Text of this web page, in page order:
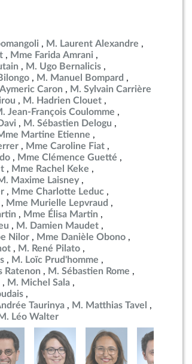
M. Laurent Alexandre
Mme Farida Amrani
M. Ugo Bernalicis
M. Manuel Bompard
Caron
M. Sylvain Carrière
M. Hadrien Clouet
Jean-François Coulomme
M. Sébastien Delogu
Martine Etienne
Mme Caroline Fiat
Mme Clémence Guetté
Mme Rachel Keke
Maxime Laisney
Mme Charlotte Leduc
Mme Murielle Lepvraud
Mme Élisa Martin
M. Damien Maudet
Nilor
Mme Danièle Obono
M. René Pilato
M. Loïc Prud'homme
Ratenon
M. Sébastien Rome
M. Michel Sala
Taurinya
M. Matthias Tavel
M. Léo Walter